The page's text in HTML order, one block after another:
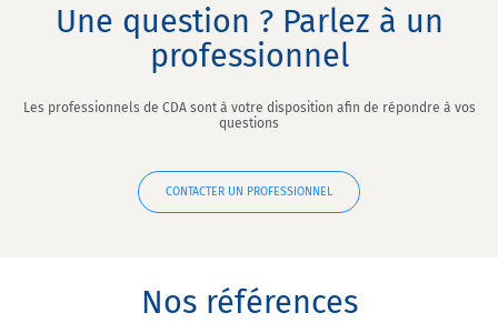
Une question ? Parlez à un
professionnel
Les professionnels de CDA sont à votre disposition afin de répondre à vos
questions
CONTACTER UN PROFESSIONNEL
Nos références